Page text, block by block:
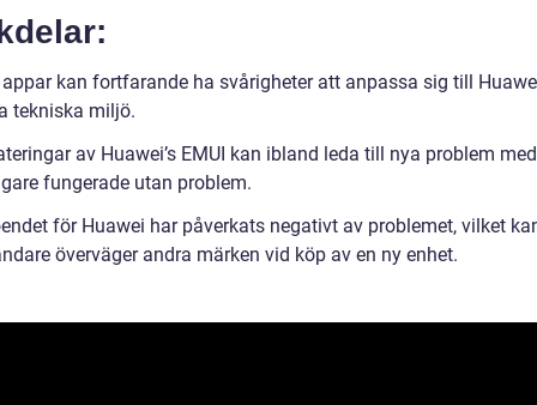
kan fortfarande ha svårigheter att anpassa sig till
tekniska miljö.
av Huawei’s EMUI kan ibland leda till nya problem
fungerade utan problem.
för Huawei har påverkats negativt av problemet, vilket
överväger andra märken vid köp av en ny enhet.